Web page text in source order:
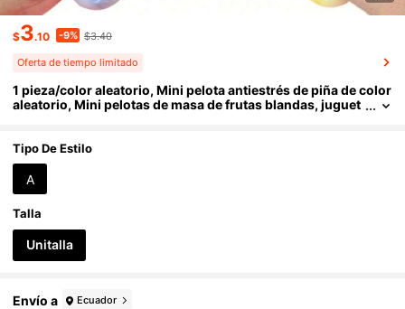
$3.10 -9% $3.40
Oferta de tiempo limitado
1 pieza/color aleatorio, Mini pelota antiestrés de piña de color
aleatorio, Mini pelotas de masa de frutas blandas, juguet
etes blandos, cosas lindas
Tipo De Estilo
A
Talla
Unitalla
Envío a Ecuador